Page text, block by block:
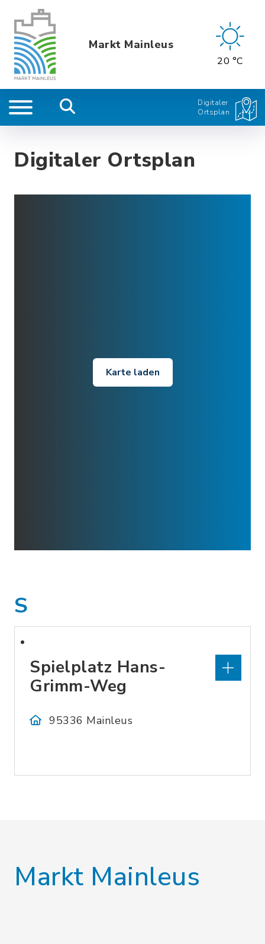
Markt Mainleus
20 °C
Digitaler
Ortsplan
Digitaler Ortsplan
Karte laden
S
Spielplatz Hans-
Grimm-Weg
95336 Mainleus
Markt Mainleus